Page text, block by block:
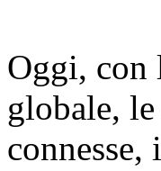
Oggi, con
globale,